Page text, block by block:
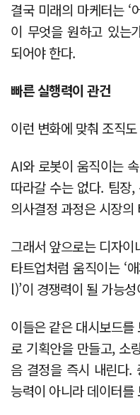
결국 미래의 마케터는 ‘
이 무엇을 원하고 있는
되어야 한다.
빠른 실행력이 관건
이런 변화에 맞춰 조직
AI와 로봇이 움직이는
따라갈 수는 없다. 팀장
의사결정 과정은 시장
그래서 앞으로는 디자
타트업처럼 움직이는 ‘
l)’이 경쟁력이 될 가능
이들은 같은 대시보드
로 기획안을 만들고, 소
음 결정을 즉시 내린다.
능력이 아니라 데이터